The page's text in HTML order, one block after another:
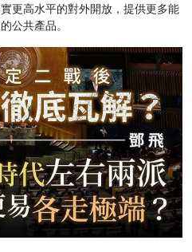
更高水平的對外開放，提供更多能
公共產品。